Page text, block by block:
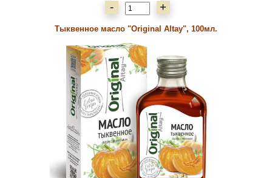
- +
Тыквенное масло "Original Altay", 100мл.